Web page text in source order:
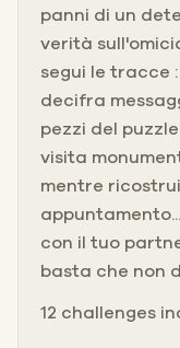
panni di un
verità
segui le tracce
decifra
pezzi del
visita
mentre
con il tuo
basta che non
12 challenges